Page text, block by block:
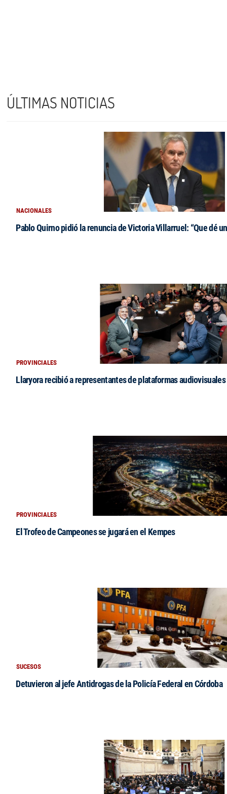
ÚLTIMAS NOTICIAS
NACIONALES
Pablo Quirno pidió la renuncia de Victoria Villarruel: “Que dé
PROVINCIALES
Llaryora recibió a representantes de plataformas
PROVINCIALES
El Trofeo de Campeones se jugará en el Kempes
SUCESOS
Detuvieron al jefe Antidrogas de la Policía Federal en Córdoba